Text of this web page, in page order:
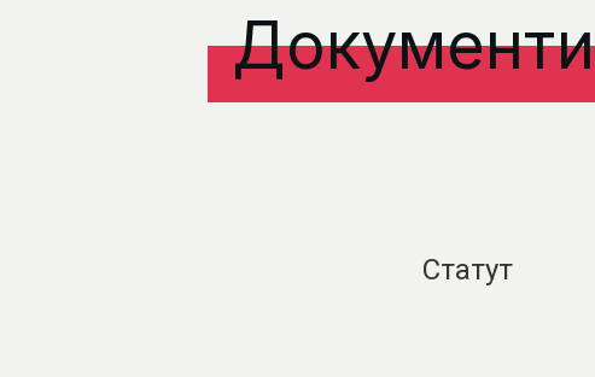
Документи
Статут